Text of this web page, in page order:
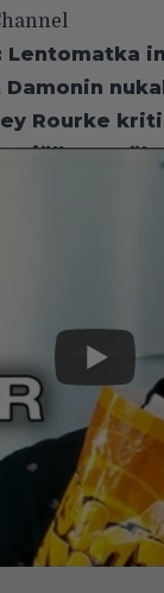
Lentomatka
Rourke
jälkeen